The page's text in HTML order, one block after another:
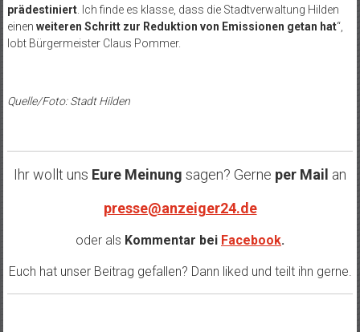
prädestiniert. Ich finde es klasse, dass die Stadtverwaltung Hilden
einen weiteren Schritt zur Reduktion von Emissionen getan hat“,
lobt Bürgermeister Claus Pommer.
Quelle/Foto: Stadt Hilden
Ihr wollt uns Eure Meinung sagen? Gerne per Mail an
presse@anzeiger24.de
oder als Kommentar bei Facebook.
Euch hat unser Beitrag gefallen? Dann liked und teilt ihn gerne.